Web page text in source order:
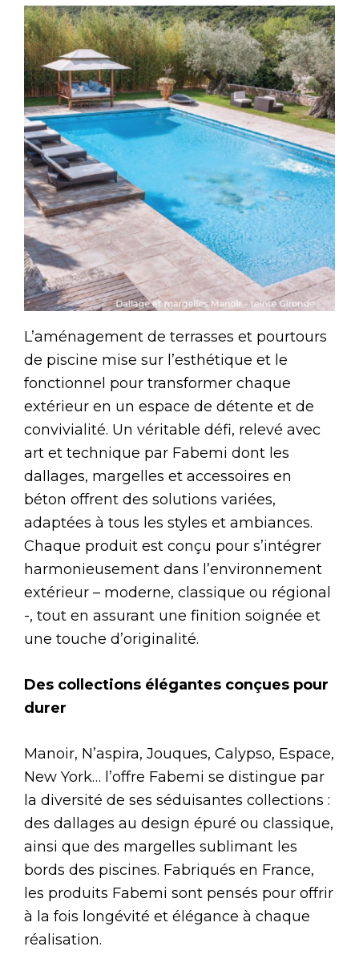
L’aménagement de terrasses et pourtours
de piscine mise sur l’esthétique et le
fonctionnel pour transformer chaque
extérieur en un espace de détente et de
convivialité. Un véritable défi, relevé avec
art et technique par Fabemi dont les
dallages, margelles et accessoires en
béton offrent des solutions variées,
adaptées à tous les styles et ambiances.
Chaque produit est conçu pour s’intégrer
harmonieusement dans l’environnement
extérieur – moderne, classique ou régional
-, tout en assurant une finition soignée et
une touche d’originalité.
Des collections élégantes conçues pour
durer
Manoir, N’aspira, Jouques, Calypso, Espace,
New York… l’offre Fabemi se distingue par
la diversité de ses séduisantes collections :
des dallages au design épuré ou classique,
ainsi que des margelles sublimant les
bords des piscines. Fabriqués en France,
les produits Fabemi sont pensés pour offrir
à la fois longévité et élégance à chaque
réalisation.